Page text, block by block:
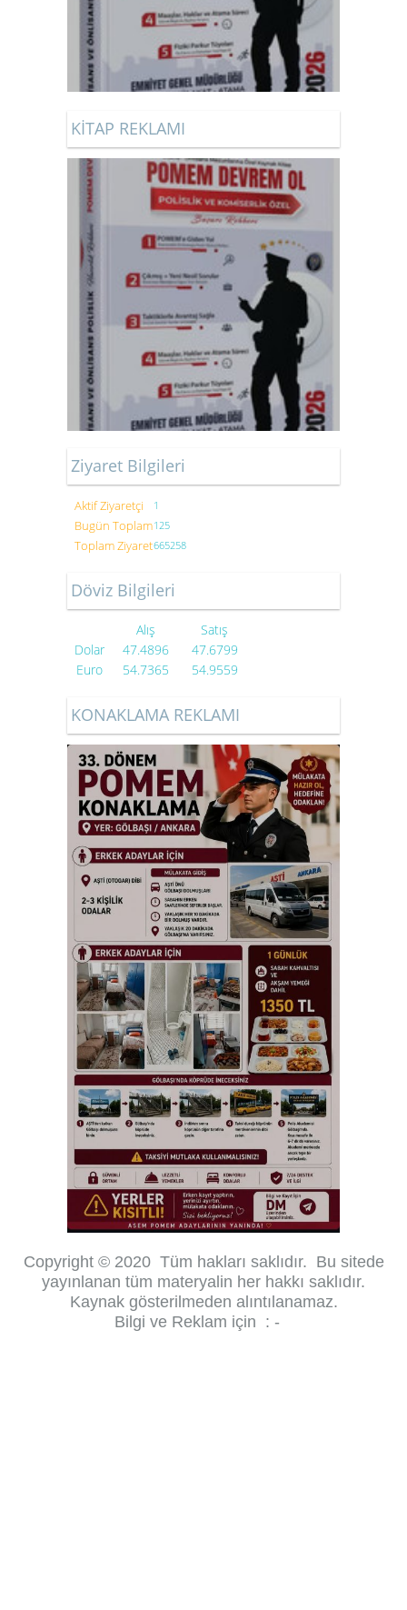
KİTAP REKLAMI
Ziyaret Bilgileri
Aktif Ziyaretçi 1
Bugün Toplam125
Toplam Ziyaret665258
Döviz Bilgileri
Alış
Satış
Dolar
47.4896
47.6799
Euro
54.7365 54.9559
KONAKLAMA REKLAMI
Copyright © 2020 Tüm hakları saklıdır. Bu sitede
yayınlanan tüm materyalin her hakkı saklıdır.
Kaynak gösterilmeden alıntılanamaz.
Bilgi ve Reklam için : -